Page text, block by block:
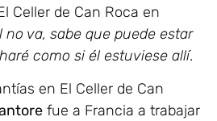
Celler de Can Roca en
no va, sabe que puede estar
como si él estuviese allí.
en El Celler de Can
fue a Francia a trabajar